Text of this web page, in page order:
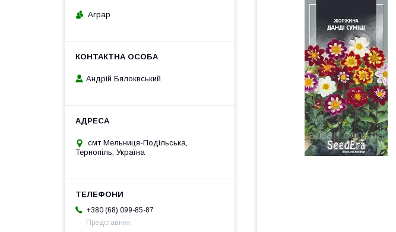
Аграр
Андрій Бялоквський
смт Мельниця-Подільська,
Тернопіль, Україна
+380 (68) 099-85-87
Представник